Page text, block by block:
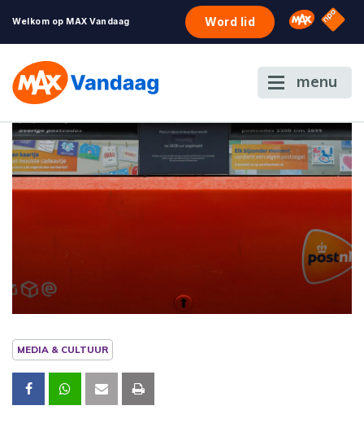
Welkom op MAX Vandaag Word lid Omroep
NPO
menu
MEDIA & CULTUUR